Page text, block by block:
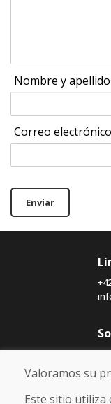
Nombre y apellido
Correo electrónico
Enviar
Valoramos su
Este sitio